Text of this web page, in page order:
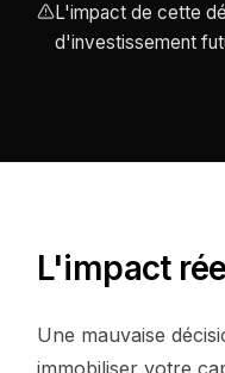
L'impact de cette
d'investissement
L'impact
Une mauvaise
immobiliser votre